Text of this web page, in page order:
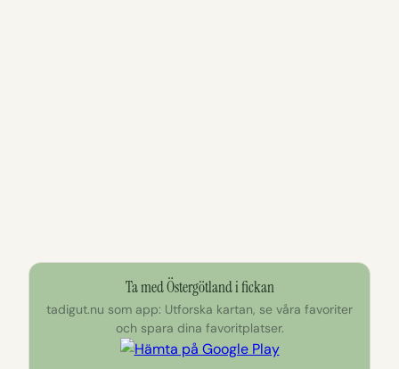
Ta med Östergötland i fickan
tadigut.nu som app: Utforska kartan, se våra favoriter
och spara dina favoritplatser.